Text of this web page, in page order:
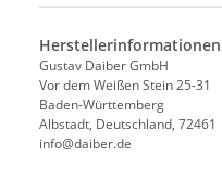
Gustav Daiber GmbH
Vor dem Weißen Stein 25-31
Baden-Württemberg
Albstadt, Deutschland, 72461
info@daiber.de